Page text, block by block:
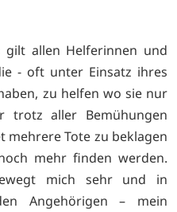
gilt allen Helferinnen und
- oft unter Einsatz ihres
zu helfen wo sie nur
trotz aller Bemühungen
mehrere Tote zu beklagen
mehr finden werden.
mich sehr und in
Angehörigen – mein